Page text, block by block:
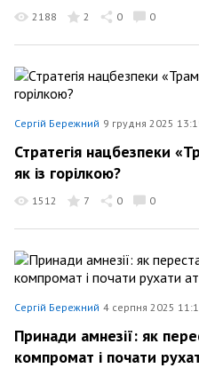
2188 2 0 0
Сергій Бережний 9 грудня 2025
Стратегія нацбезпеки
як із горілкою?
1512 7 0 0
Сергій Бережний 4 серпня 2025
Принади амнезії: як
компромат і почати